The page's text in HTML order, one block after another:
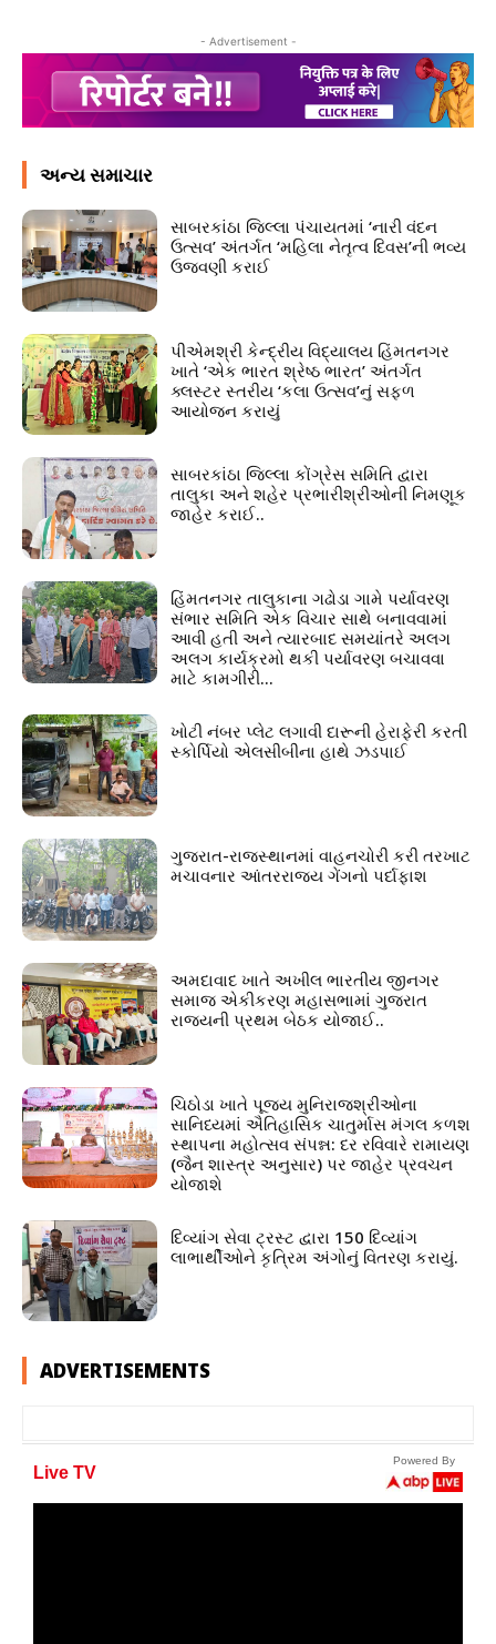
- Advertisement -
અન્ય સમાચાર
સાબરકાંઠા જિલ્લા પંચાયતમાં ‘નારી વંદન
ઉત્સવ’ અંતર્ગત ‘મહિલા નેતૃત્વ દિવસ’ની ભવ્ય
ઉજવણી કરાઈ
પીએમશ્રી કેન્દ્રીય વિદ્યાલય હિંમતનગર
ખાતે ‘એક ભારત શ્રેષ્ઠ ભારત’ અંતર્ગત
ક્લસ્ટર સ્તરીય ‘કલા ઉત્સવ’નું સફળ
આયોજન કરાયું
સાબરકાંઠા જિલ્લા કોંગ્રેસ સમિતિ દ્વારા
તાલુકા અને શહેર પ્રભારીશ્રીઓની નિમણૂક
જાહેર કરાઈ..
હિંમતનગર તાલુકાના ગઢોડા ગામે પર્યાવરણ
સંભાર સમિતિ એક વિચાર સાથે બનાવવામાં
આવી હતી અને ત્યારબાદ સમયાંતરે અલગ
અલગ કાર્યક્રમો થકી પર્યાવરણ બચાવવા
માટે કામગીરી...
ખોટી નંબર પ્લેટ લગાવી દારૂની હેરાફેરી કરતી
સ્કોર્પિયો એલસીબીના હાથે ઝડપાઈ
ગુજરાત-રાજસ્થાનમાં વાહનચોરી કરી તરખાટ
મચાવનાર આંતરરાજ્ય ગેંગનો પર્દાફાશ
અમદાવાદ ખાતે અખીલ ભારતીય જીનગર
સમાજ એકીકરણ મહાસભામાં ગુજરાત
રાજ્યની પ્રથમ બેઠક યોજાઈ..
ચિઠોડા ખાતે પૂજ્ય મુનિરાજશ્રીઓના
સાનિધ્યમાં ઐતિહાસિક ચાતુર્માસ મંગલ કળશ
સ્થાપના મહોત્સવ સંપન્ન: દર રવિવારે રામાયણ
(જૈન શાસ્ત્ર અનુસાર) પર જાહેર પ્રવચન
યોજાશે
દિવ્યાંગ સેવા ટ્રસ્ટ દ્વારા 150 દિવ્યાંગ
લાભાર્થીઓને કૃત્રિમ અંગોનું વિતરણ કરાયું.
ADVERTISEMENTS